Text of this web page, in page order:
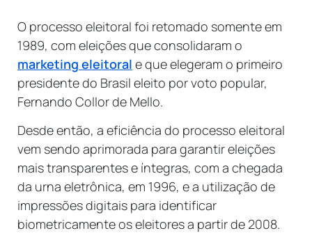
O processo eleitoral foi retomado somente em
1989, com eleições que consolidaram o
marketing eleitoral e que elegeram o primeiro
presidente do Brasil eleito por voto popular,
Fernando Collor de Mello.
Desde então, a eficiência do processo eleitoral
vem sendo aprimorada para garantir eleições
mais transparentes e íntegras, com a chegada
da urna eletrônica, em 1996, e a utilização de
impressões digitais para identificar
biometricamente os eleitores a partir de 2008.